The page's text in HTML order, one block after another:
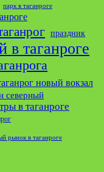
парк в таганроге
праздник
в таганроге
новый вокзал
северный
в таганроге
рынок в таганроге